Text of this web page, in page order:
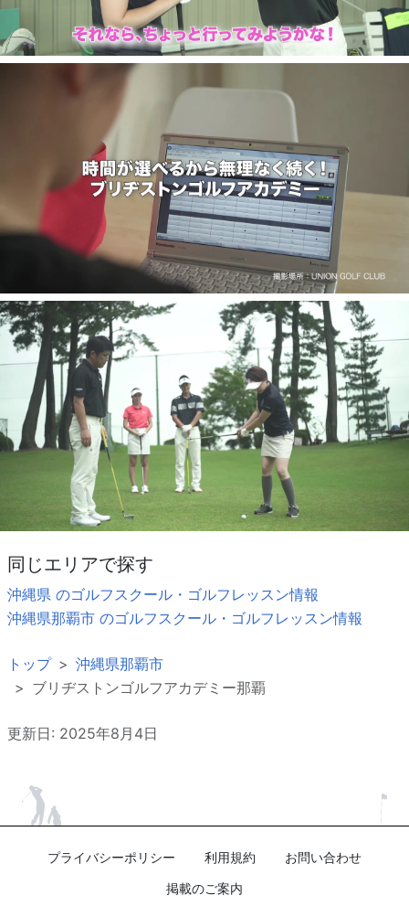
同じエリアで探す
沖縄県 のゴルフスクール・ゴルフレッスン情報
沖縄県那覇市 のゴルフスクール・ゴルフレッスン情報
トップ
沖縄県那覇市
ブリヂストンゴルフアカデミー那覇
更新日: 2025年8月4日
プライバシーポリシー 利用規約
お問い合わせ
掲載のご案内